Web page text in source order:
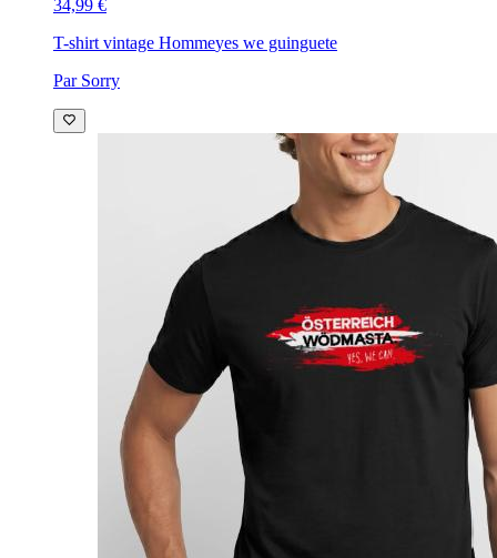
34,99 €
T-shirt vintage Hommeyes we guinguete
Par Sorry